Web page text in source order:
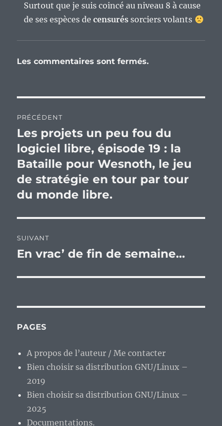
Surtout que je suis coincé au niveau 8 à cause
de ses espèces decensurés sorciers volants
Les commentaires sont fermés.
de
l’article
PRÉCÉDENT
Publication
précédente :
Les projets un peu fou du
logiciel libre, épisode 19 : la
Bataille pour Wesnoth, le jeu
de stratégie en tour par tour
du monde libre.
SUIVANT
Publication
En vrac’ de fin de semaine…
PAGES
A propos de l’auteur / Me contacter
Bien choisir sa distribution GNU/Linux –
2019
Bien choisir sa distribution GNU/Linux –
2025
Documentations.